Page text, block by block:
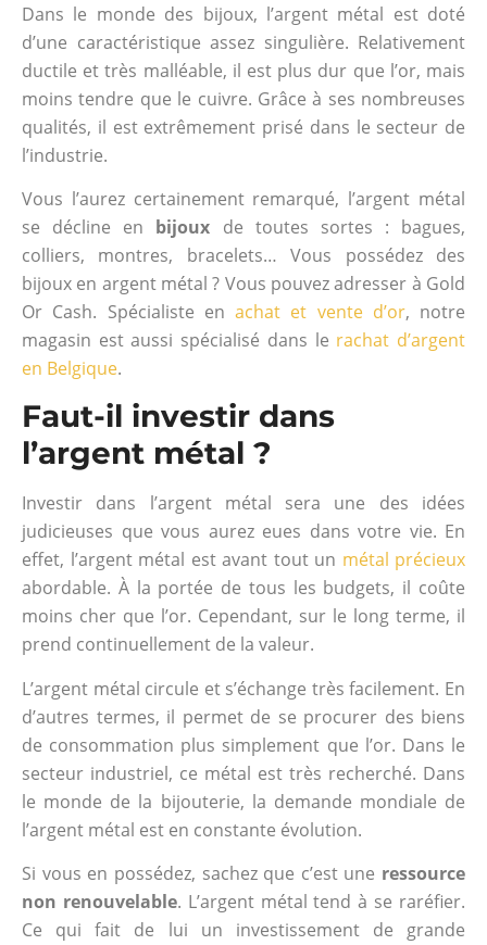
Dans le monde des bijoux, l’argent métal est doté
d’une caractéristique assez singulière. Relativement
ductile et très malléable, il est plus dur que l’or, mais
moins tendre que le cuivre. Grâce à ses nombreuses
qualités, il est extrêmement prisé dans le secteur de
l’industrie.
Vous l’aurez certainement remarqué, l’argent métal
se décline en bijoux de toutes sortes : bagues,
colliers, montres, bracelets… Vous possédez des
bijoux en argent métal ? Vous pouvez adresser à Gold
Or Cash. Spécialiste en achat et vente d’or, notre
magasin est aussi spécialisé dans le rachat d’argent
en Belgique.
Faut-il investir dans
l’argent métal ?
Investir dans l’argent métal sera une des idées
judicieuses que vous aurez eues dans votre vie. En
effet, l’argent métal est avant tout un métal précieux
abordable. À la portée de tous les budgets, il coûte
moins cher que l’or. Cependant, sur le long terme, il
prend continuellement de la valeur.
L’argent métal circule et s’échange très facilement. En
d’autres termes, il permet de se procurer des biens
de consommation plus simplement que l’or. Dans le
secteur industriel, ce métal est très recherché. Dans
le monde de la bijouterie, la demande mondiale de
l’argent métal est en constante évolution.
Si vous en possédez, sachez que c’est une ressource
non renouvelable. L’argent métal tend à se raréfier.
Ce qui fait de lui un investissement de grande